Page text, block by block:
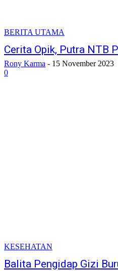
BERITA UTAMA
Cerita Opik, Putra NTB
Rony Karma - 15 November 2023
0
KESEHATAN
Balita Pengidap Gizi